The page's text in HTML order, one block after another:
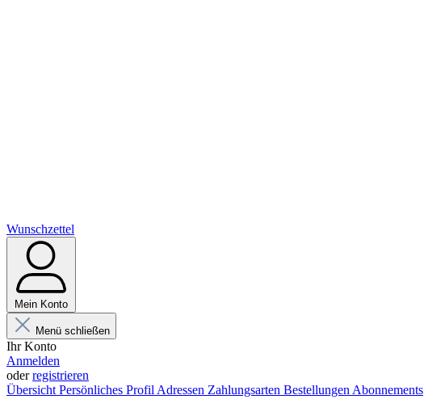
Wunschzettel
Mein Konto
Menü schließen
Ihr Konto
Anmelden
oderregistrieren
Übersicht Persönliches Profil Adressen Zahlungsarten Bestellungen Abonnements